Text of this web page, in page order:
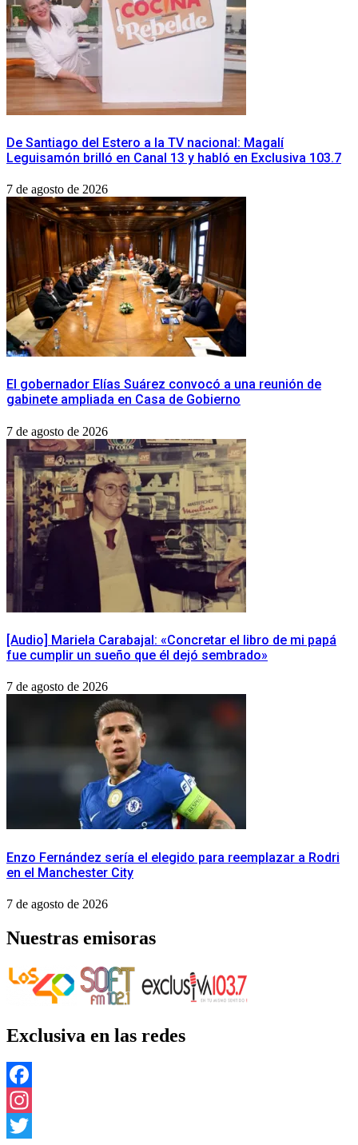
De Santiago del Estero a la TV nacional: Magalí
Leguisamón brilló en Canal 13 y habló en Exclusiva 103.7
7 de agosto de 2026
​El gobernador Elías Suárez convocó a una reunión de
gabinete ampliada en Casa de Gobierno
7 de agosto de 2026
[Audio] Mariela Carabajal: «Concretar el libro de mi papá
fue cumplir un sueño que él dejó sembrado»
7 de agosto de 2026
Enzo Fernández sería el elegido para reemplazar a Rodri
en el Manchester City
7 de agosto de 2026
Nuestras emisoras
Exclusiva en las redes
Facebook
Instagram